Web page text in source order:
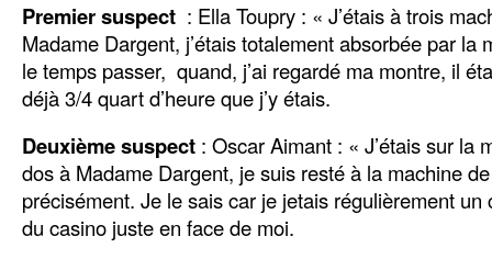
Premier suspect : Ella Toupry : « J’étais à trois
Madame Dargent, j’étais totalement absorbée par la
le temps passer, quand, j’ai regardé ma montre, il
déjà 3/4 quart d’heure que j’y étais.
Deuxième suspect : Oscar Aimant : « J’étais sur la
dos à Madame Dargent, je suis resté à la machine
précisément. Je le sais car je jetais régulièrement un
du casino juste en face de moi.